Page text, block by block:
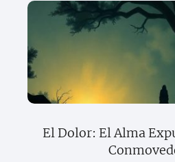
El Dolor: El Alma